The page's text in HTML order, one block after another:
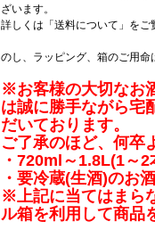
ざいます。
詳しくは「送料について」をご
のし、ラッピング、箱のご用
※お客様の大切なお
は誠に勝手ながら宅
だいております。
ご了承のほど、何卒
・720ml～1.8L(1～
・要冷蔵(生酒)のお
※上記に当てはまら
ル箱を利用して商品